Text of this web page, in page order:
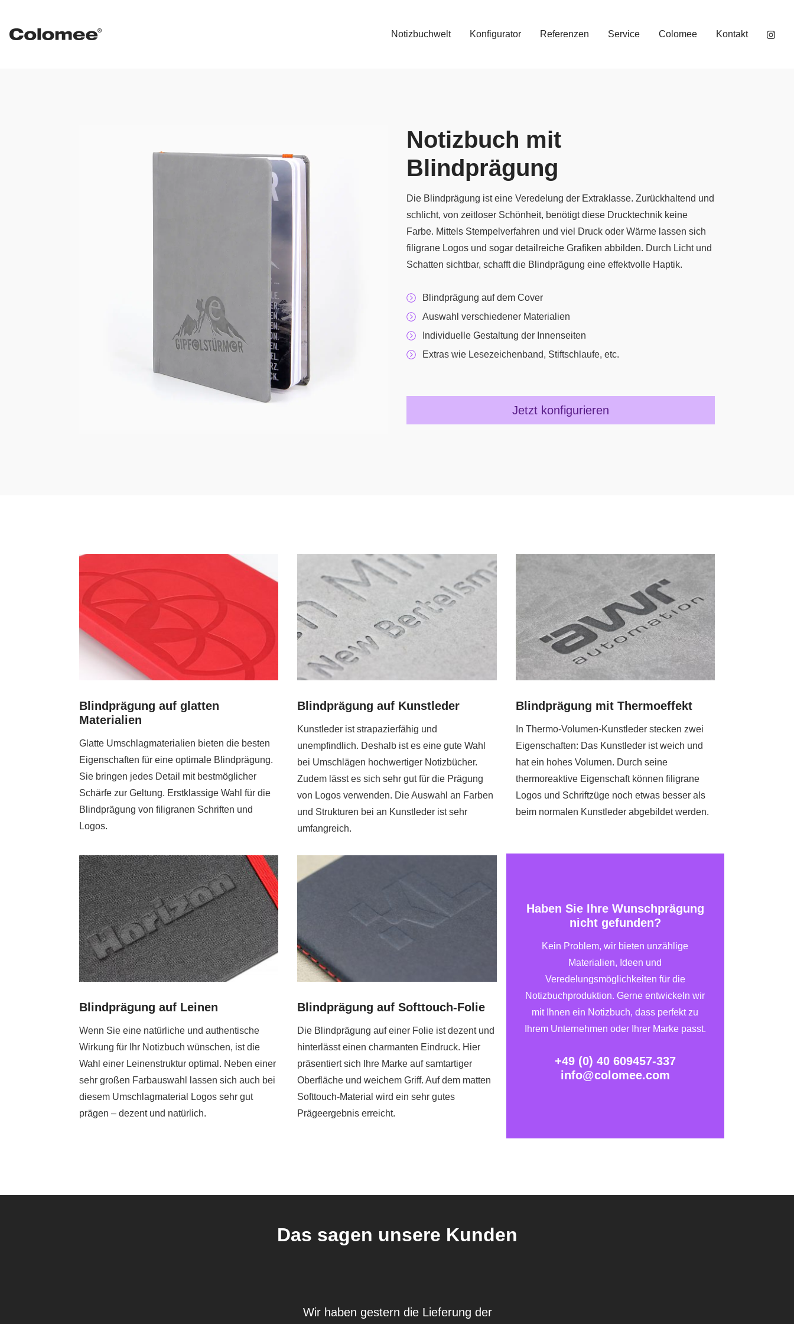
Notizbuchwelt Konfigurator Referenzen Service Colomee Kontakt
Notizbuch mit
Blindprägung
Die Blindprägung ist eine Veredelung der Extraklasse. Zurückhaltend und
schlicht, von zeitloser Schönheit, benötigt diese Drucktechnik keine
Farbe. Mittels Stempelverfahren und viel Druck oder Wärme lassen sich
filigrane Logos und sogar detailreiche Grafiken abbilden. Durch Licht und
Schatten sichtbar, schafft die Blindprägung eine effektvolle Haptik.
Blindprägung auf dem Cover
Auswahl verschiedener Materialien
Individuelle Gestaltung der Innenseiten
Extras wie Lesezeichenband, Stiftschlaufe, etc.
Jetzt konfigurieren
Blindprägung auf glatten
Materialien
Glatte Umschlagmaterialien bieten die besten
Eigenschaften für eine optimale Blindprägung.
Sie bringen jedes Detail mit bestmöglicher
Schärfe zur Geltung. Erstklassige Wahl für die
Blindprägung von filigranen Schriften und
Logos.
Blindprägung auf Kunstleder
Kunstleder ist strapazierfähig und
unempfindlich. Deshalb ist es eine gute Wahl
bei Umschlägen hochwertiger Notizbücher.
Zudem lässt es sich sehr gut für die Prägung
von Logos verwenden. Die Auswahl an Farben
und Strukturen bei an Kunstleder ist sehr
umfangreich.
Blindprägung mit Thermoeffekt
In Thermo-Volumen-Kunstleder stecken zwei
Eigenschaften: Das Kunstleder ist weich und
hat ein hohes Volumen. Durch seine
thermoreaktive Eigenschaft können filigrane
Logos und Schriftzüge noch etwas besser als
beim normalen Kunstleder abgebildet werden.
Blindprägung auf Leinen
Wenn Sie eine natürliche und authentische
Wirkung für Ihr Notizbuch wünschen, ist die
Wahl einer Leinenstruktur optimal. Neben einer
sehr großen Farbauswahl lassen sich auch bei
diesem Umschlagmaterial Logos sehr gut
prägen – dezent und natürlich.
Blindprägung auf Softtouch-Folie
Die Blindprägung auf einer Folie ist dezent und
hinterlässt einen charmanten Eindruck. Hier
präsentiert sich Ihre Marke auf samtartiger
Oberfläche und weichem Griff. Auf dem matten
Softtouch-Material wird ein sehr gutes
Prägeergebnis erreicht.
Haben Sie Ihre Wunschprägung
nicht gefunden?
Kein Problem, wir bieten unzählige
Materialien, Ideen und
Veredelungsmöglichkeiten für die
Notizbuchproduktion. Gerne entwickeln wir
mit Ihnen ein Notizbuch, dass perfekt zu
Ihrem Unternehmen oder Ihrer Marke passt.
+49 (0) 40 609457-337
info@colomee.com
Das sagen unsere Kunden